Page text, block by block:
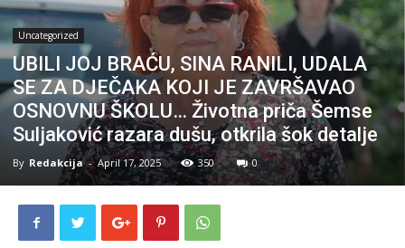
Uncategorized
UBILI JOJ BRAĆU, SINA RANILI, UDALA
SE ZA DJEČAKA KOJI JE ZAVRŠAVAO
OSNOVNU ŠKOLU… Životna priča Šemse
Suljaković razara dušu, otkrila šok detalje
By Redakcija - April 17, 2025 350 0